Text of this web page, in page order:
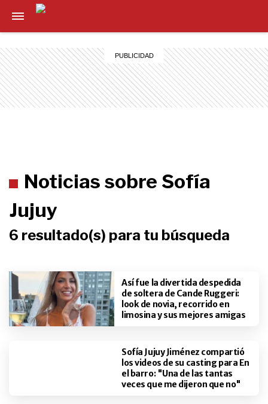
Noticias sobre Sofía
Jujuy
6 resultado(s) para tu búsqueda
Así fue la divertida despedida
de soltera de Cande Ruggeri:
look de novia, recorrido en
limosina y sus mejores amigas
Sofía Jujuy Jiménez compartió
los videos de su casting para En
el barro: "Una de las tantas
veces que me dijeron que no"